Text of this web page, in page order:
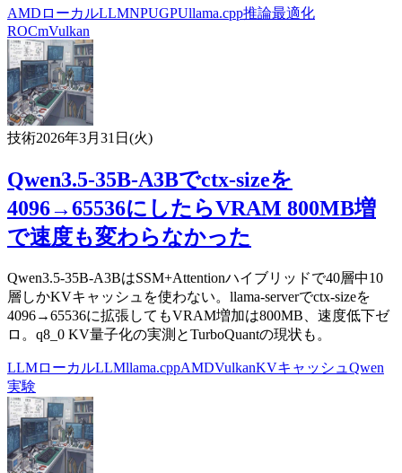
AMD ローカルLLMNPUGPUllama.cpp推論最適化
ROCmVulkan
技術2026年3月31日(火)
Qwen3.5-35B-A3Bでctx-sizeを
4096→65536にしたらVRAM 800MB増
で速度も変わらなかった
Qwen3.5-35B-A3BはSSM+Attentionハイブリッドで40層中10
層しかKVキャッシュを使わない。llama-serverでctx-sizeを
4096→65536に拡張してもVRAM増加は800MB、速度低下ゼ
ロ。q8_0 KV量子化の実測とTurboQuantの現状も。
LLMローカルLLMllama.cppAMDVulkanKVキャッシュ Qwen
実験